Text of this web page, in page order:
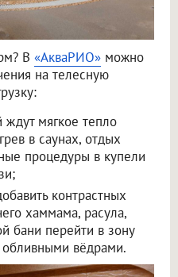
В «АкваРИО» можно
на телесную
ждут мягкое тепло
в саунах, отдых
процедуры в купели
контрастных
хаммама, расула,
бани перейти в зону
обливными вёдрами.